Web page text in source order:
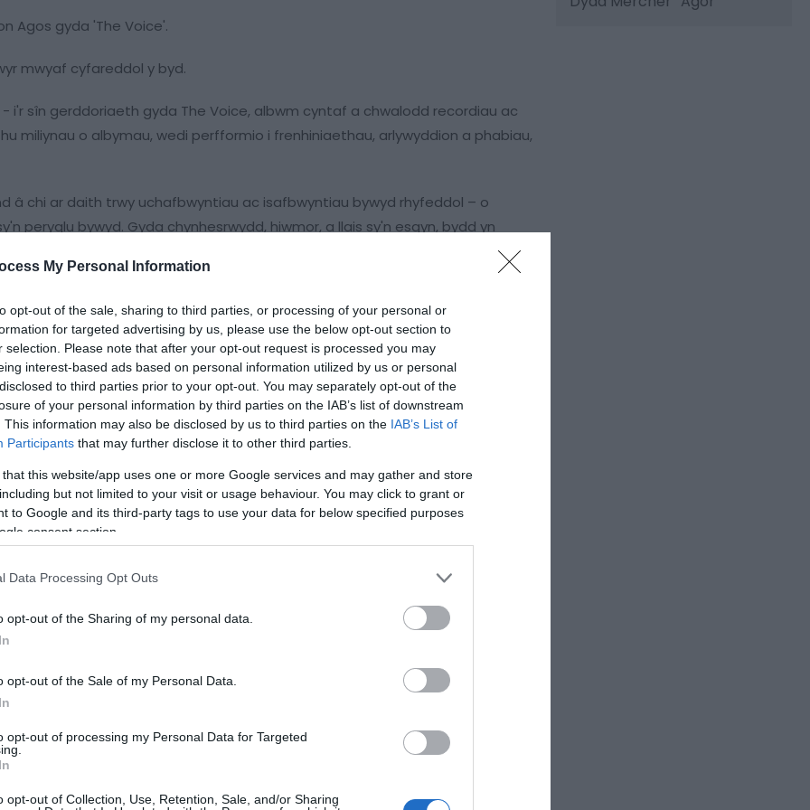
My Personal Information
opt-out of the sale, sharing to third parties, or processing of your personal or
for targeted advertising by us, please use the below opt-out section to
selection. Please note that after your opt-out request is processed you may
interest-based ads based on personal information utilized by us or personal
to third parties prior to your opt-out. You may separately opt-out of the
of your personal information by third parties on the IAB’s list of downstream
This information may also be disclosed by us to third parties on the IAB’s List of
Participants that may further disclose it to other third parties.
that this website/app uses one or more Google services and may gather and store
but not limited to your visit or usage behaviour. You may click to grant or
to Google and its third-party tags to use your data for below specified purposes
consent section.
Data Processing Opt Outs
opt-out of the Sharing of my personal data.
opt-out of the Sale of my Personal Data.
opt-out of processing my Personal Data for Targeted
opt-out of Collection, Use, Retention, Sale, and/or Sharing
Agos gyda 'The Voice'.
mwyaf cyfareddol y byd.
i'r sîn gerddoriaeth gyda The Voice, albwm cyntaf a chwalodd recordiau ac
miliynau o albymau, wedi perfformio i frenhiniaethau, arlywyddion a phabiau,
â chi ar daith trwy uchafbwyntiau ac isafbwyntiau bywyd rhyfeddol – o
peryglu bywyd. Gyda chynhesrwydd, hiwmor, a llais sy'n esgyn, bydd yn
i gael rhagor o wybodaeth